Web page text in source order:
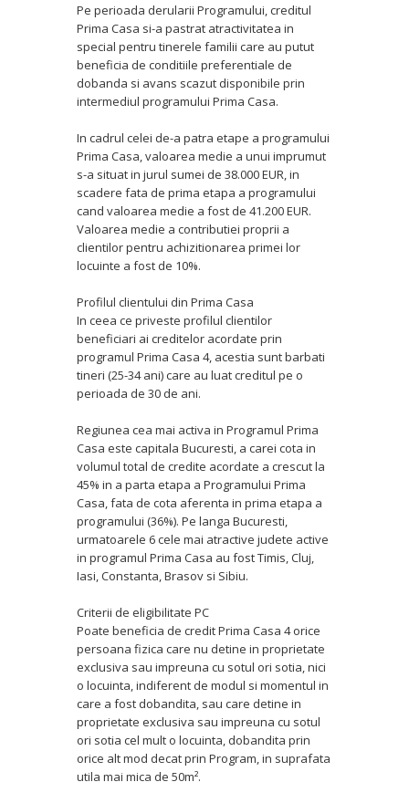
Pe perioada derularii Programului, creditul
Prima Casa si-a pastrat atractivitatea in
special pentru tinerele familii care au putut
beneficia de conditiile preferentiale de
dobanda si avans scazut disponibile prin
intermediul programului Prima Casa.
In cadrul celei de-a patra etape a programului
Prima Casa, valoarea medie a unui imprumut
s-a situat in jurul sumei de 38.000 EUR, in
scadere fata de prima etapa a programului
cand valoarea medie a fost de 41.200 EUR.
Valoarea medie a contributiei proprii a
clientilor pentru achizitionarea primei lor
locuinte a fost de 10%.
Profilul clientului din Prima Casa
In ceea ce priveste profilul clientilor
beneficiari ai creditelor acordate prin
programul Prima Casa 4, acestia sunt barbati
tineri (25-34 ani) care au luat creditul pe o
perioada de 30 de ani.
Regiunea cea mai activa in Programul Prima
Casa este capitala Bucuresti, a carei cota in
volumul total de credite acordate a crescut la
45% in a parta etapa a Programului Prima
Casa, fata de cota aferenta in prima etapa a
programului (36%). Pe langa Bucuresti,
urmatoarele 6 cele mai atractive judete active
in programul Prima Casa au fost Timis, Cluj,
Iasi, Constanta, Brasov si Sibiu.
Criterii de eligibilitate PC
Poate beneficia de credit Prima Casa 4 orice
persoana fizica care nu detine in proprietate
exclusiva sau impreuna cu sotul ori sotia, nici
o locuinta, indiferent de modul si momentul in
care a fost dobandita, sau care detine in
proprietate exclusiva sau impreuna cu sotul
ori sotia cel mult o locuinta, dobandita prin
orice alt mod decat prin Program, in suprafata
utila mai mica de 50m².